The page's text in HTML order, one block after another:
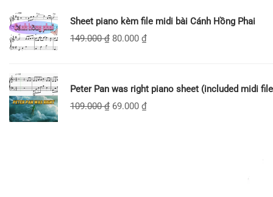
Sheet piano kèm file midi bài Cánh Hồng Phai
149.000₫ 80.000 ₫
Peter Pan was right piano sheet (included midi
109.000₫ 69.000 ₫